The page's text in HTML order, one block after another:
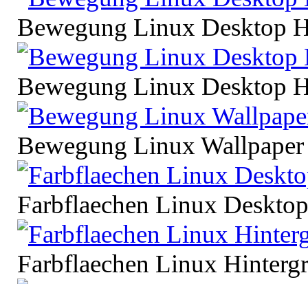
Bewegung Linux Desktop
Bewegung Linux Desktop
Bewegung Linux Wallpaper
Farbflaechen Linux
Farbflaechen Linux